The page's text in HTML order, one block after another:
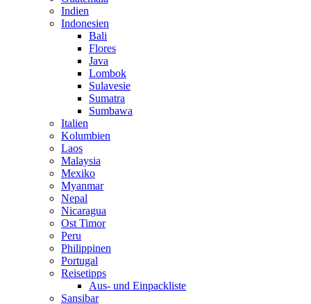
Indien
Indonesien
Bali
Flores
Java
Lombok
Sulavesie
Sumatra
Sumbawa
Italien
Kolumbien
Laos
Malaysia
Mexiko
Myanmar
Nepal
Nicaragua
Ost Timor
Peru
Philippinen
Portugal
Reisetipps
Aus- und Einpackliste
Sansibar